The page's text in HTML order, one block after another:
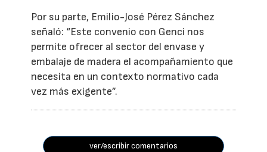
Por su parte, Emilio-José Pérez Sánchez
señaló: “Este convenio con Genci nos
permite ofrecer al sector del envase y
embalaje de madera el acompañamiento que
necesita en un contexto normativo cada
vez más exigente”.
ver/escribir comentarios